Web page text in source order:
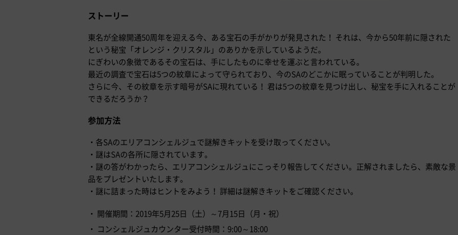
ストーリー
東名が全線開通50周年を迎える今、ある宝石の手がかりが発見された！ それは、今から50年前に隠された
という秘宝「オレンジ・クリスタル」のありかを示しているようだ。
にぎわいの象徴であるその宝石は、手にしたものに幸せを運ぶと言われている。
最近の調査で宝石は5つの紋章によって守られており、今のSAのどこかに眠っていることが判明した。
さらに今、その紋章を示す暗号がSAに現れている！ 君は5つの紋章を見つけ出し、秘宝を手に入れることが
できるだろうか？
参加方法
・各SAのエリアコンシェルジュで謎解きキットを受け取ってください。
・謎はSAの各所に隠されています。
・謎の答がわかったら、エリアコンシェルジュにこっそり報告してください。正解されましたら、素敵な景
品をプレゼントいたします。
・謎に詰まった時はヒントをみよう！ 詳細は謎解きキットをご確認ください。
開催期間：2019年5月25日（土）～7月15日（月・祝）
コンシェルジュカウンター受付時間：9:00～18:00